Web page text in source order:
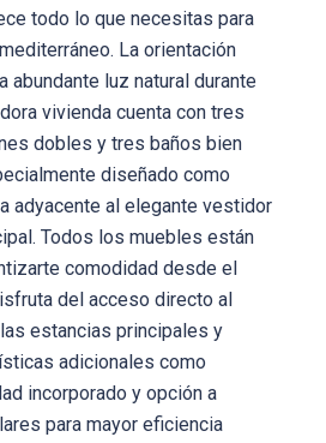
todo lo que necesitas para
La orientación
abundante luz natural durante
vivienda cuenta con tres
dobles y tres baños bien
diseñado como
adyacente al elegante vestidor
Todos los muebles están
comodidad desde el
del acceso directo al
estancias principales y
adicionales como
incorporado y opción a
para mayor eficiencia